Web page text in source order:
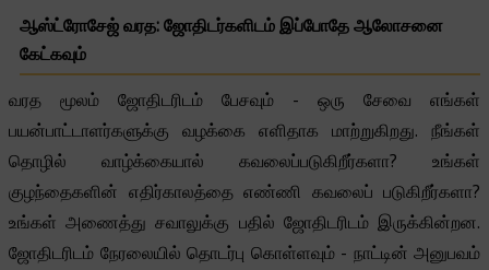
ஆஸ்ட்ரோசேஜ் வரத: ஜோதிடர்களிடம் இப்போதே ஆலோசனை
கேட்கவும்
வரத மூலம் ஜோதிடரிடம் பேசவும் - ஒரு சேவை எங்கள்
பயன்பாட்டாளர்களுக்கு வழக்கை எளிதாக மாற்றுகிறது. நீங்கள்
தொழில் வாழ்க்கையால் கவலைப்படுகிறீர்களா? உங்கள்
குழந்தைகளின் எதிர்காலத்தை எண்ணி கவலைப் படுகிறீர்களா?
உங்கள் அணைத்து சவாலுக்கு பதில் ஜோதிடரிடம் இருக்கின்றன.
ஜோதிடரிடம் நேரலையில் தொடர்பு கொள்ளவும் - நாட்டின் அனுபவம்